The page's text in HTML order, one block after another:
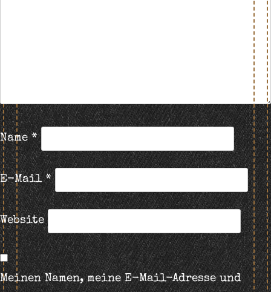
Name*
E-Mail*
Website
Meinen Namen, meine E-Mail-Adresse und